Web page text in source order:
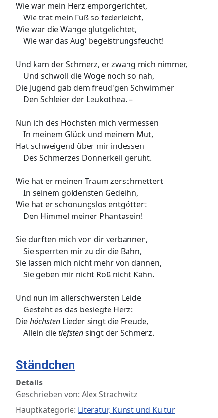
Wie war mein Herz emporgerichtet,
Wie trat mein Fuß so federleicht,
Wie war die Wange glutgelichtet,
Wie war das Aug' begeistrungsfeucht!
Und kam der Schmerz, er zwang mich nimmer,
Und schwoll die Woge noch so nah,
Die Jugend gab dem freud'gen Schwimmer
Den Schleier der Leukothea. –
Nun ich des Höchsten mich vermessen
In meinem Glück und meinem Mut,
Hat schweigend über mir indessen
Des Schmerzes Donnerkeil geruht.
Wie hat er meinen Traum zerschmettert
In seinem goldensten Gedeihn,
Wie hat er schonungslos entgöttert
Den Himmel meiner Phantasein!
Sie durften mich von dir verbannen,
Sie sperrten mir zu dir die Bahn,
Sie lassen mich nicht mehr von dannen,
Sie geben mir nicht Roß nicht Kahn.
Und nun im allerschwersten Leide
Gesteht es das besiegte Herz:
Diehöchsten Lieder singt die Freude,
Allein dietiefstensingt der Schmerz.
Ständchen
Details
Geschrieben von: Alex Strachwitz
Hauptkategorie: Literatur, Kunst und Kultur